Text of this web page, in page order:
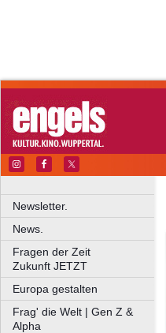
Newsletter.
News.
Fragen der Zeit
Zukunft JETZT
Europa gestalten
Frag' die Welt | Gen Z &
Alpha